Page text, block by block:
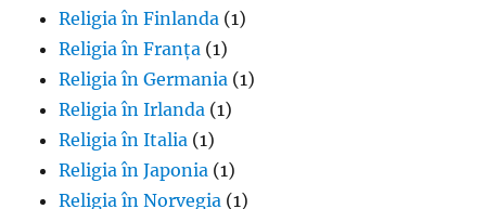
Religia în Finlanda (1)
Religia în Franța (1)
Religia în Germania (1)
Religia în Irlanda (1)
Religia în Italia (1)
Religia în Japonia (1)
Religia în Norvegia (1)